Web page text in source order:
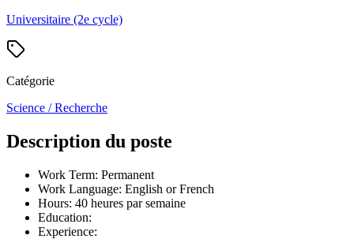
Universitaire (2e cycle)
Catégorie
Science / Recherche
Description du poste
Work Term: Permanent
Work Language: English or French
Hours: 40 heures par semaine
Education:
Experience: